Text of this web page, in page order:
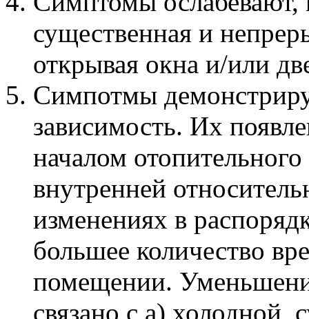
существенная и
открывая окна и/или
Симпотмы
зависимость. Их
началом
внутренней
изменениях в
большее количество
помещении.
связано с a) холодной,